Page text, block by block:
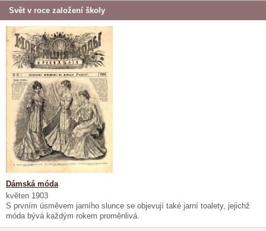
Svět v roce založení školy
Dámská móda
květen 1903
S prvním úsměvem jarního slunce se objevují také jarní toalety, jejichž
móda bývá každým rokem proměnlivá.